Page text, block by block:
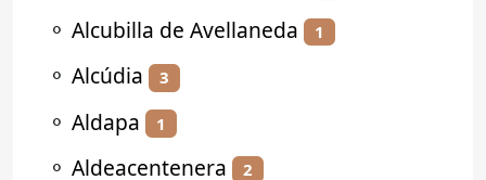
⚬ Alcubilla de Avellaneda 1
⚬ Alcúdia 3
⚬ Aldapa 1
⚬ Aldeacentenera 2